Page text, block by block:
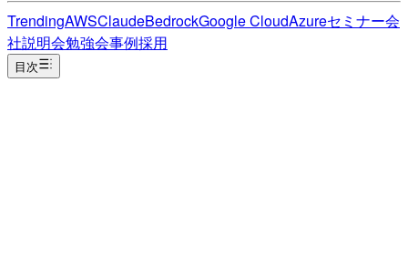
TrendingAWSClaudeBedrockGoogle CloudAzureセミナー会
社説明会勉強会事例採用
目次